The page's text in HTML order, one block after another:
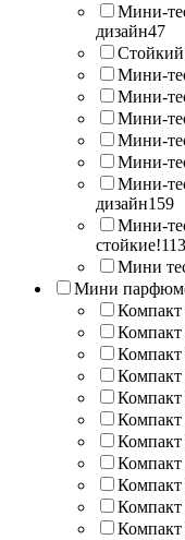
Мини-
дизайн47
Мини-
Мини-
Мини-
Мини-
Мини-
Мини-
дизайн159
Мини-
стойкие!113
Мини
Мини
Компакт
Компакт